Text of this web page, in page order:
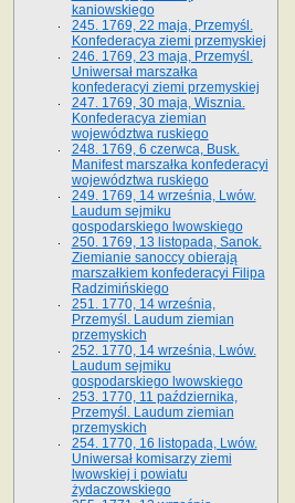
kaniowskiego
245. 1769, 22 maja, Przemyśl.
Konfederacya ziemi przemyskiej
246. 1769, 23 maja, Przemyśl.
Uniwersał marszałka
konfederacyi ziemi przemyskiej
247. 1769, 30 maja, Wisznia.
Konfederacya ziemian
województwa ruskiego
248. 1769, 6 czerwca, Busk.
Manifest marszałka konfederacyi
województwa ruskiego
249. 1769, 14 września, Lwów.
Laudum sejmiku
gospodarskiego lwowskiego
250. 1769, 13 listopada, Sanok.
Ziemianie sanoccy obierają
marszałkiem konfederacyi Filipa
Radzimińskiego
251. 1770, 14 września,
Przemyśl. Laudum ziemian
przemyskich
252. 1770, 14 września, Lwów.
Laudum sejmiku
gospodarskiego lwowskiego
253. 1770, 11 października,
Przemyśl. Laudum ziemian
przemyskich
254. 1770, 16 listopada, Lwów.
Uniwersał komisarzy ziemi
lwowskiej i powiatu
żydaczowskiego